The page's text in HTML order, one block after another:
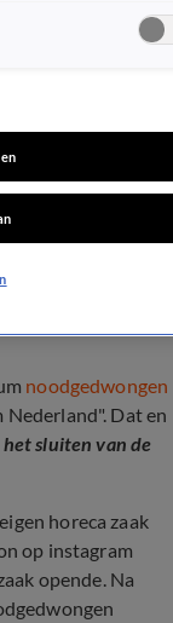
'Ik
noodgedwongen
Nederland". Dat en
sluiten van de
horeca zaak
op instagram
opende. Na